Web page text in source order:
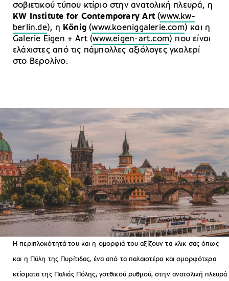
σοβιετικού τύπου κτίριο στην ανατολική πλευρά, η
KW Institute for Contemporary Art(www.kw-
berlin.de), η König(www.koeniggalerie.com) και η
Galerie Eigen + Art (www.eigen-art.com) που είναι
ελάχιστες από τις πάμπολλες αξιόλογες γκαλερί
στο Βερολίνο.
Η περιπλοκότητά του και η ομορφιά του αξίζουν τα κλικ σας όπως
και η Πύλη της Πυρίτιδας, ένα από τα παλαιοτέρα και ομορφότερα
κτίσματα της Παλιάς Πόλης, γοτθικού ρυθμού, στην ανατολική πλευρά